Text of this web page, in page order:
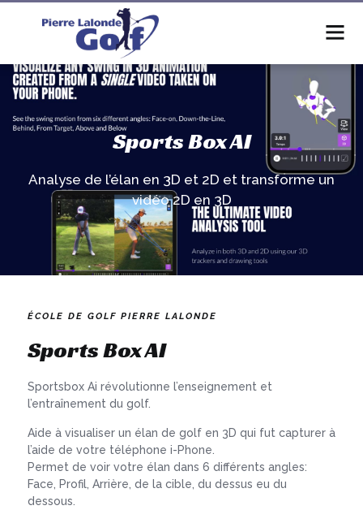
Sports Box AI
Analyse de l’élan en 3D et 2D et transforme un
vidéo 2D en 3D
ÉCOLE DE GOLF PIERRE LALONDE
Sports Box AI
Sportsbox Ai révolutionne l’enseignement et
l’entraînement du golf.
Aide à visualiser un élan de golf en 3D qui fut capturer à
l’aide de votre téléphone i-Phone.
Permet de voir votre élan dans 6 différents angles:
Face, Profil, Arrière, de la cible, du dessus eu du
dessous.